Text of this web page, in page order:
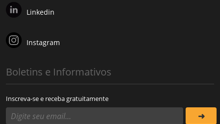
Linkedin
Instagram
Boletins e Informativos
Inscreva-se e receba gratuitamente